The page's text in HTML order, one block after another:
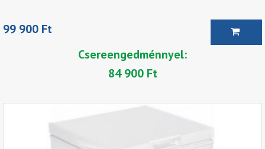
99 900 Ft
Csereengedménnyel:
84 900 Ft